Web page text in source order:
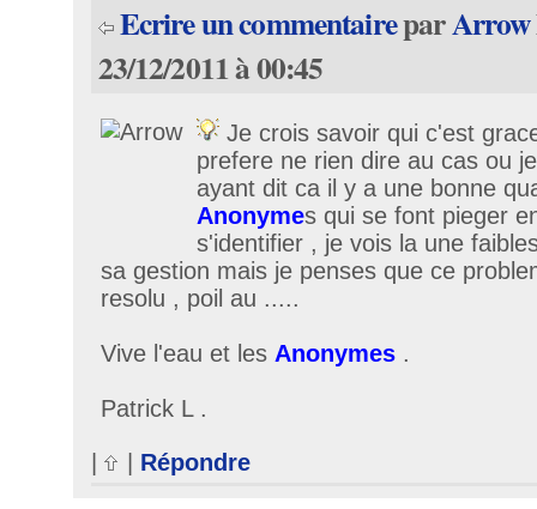
Ecrire un commentaireparArrow
23/12/2011 à 00:45
Je crois savoir qui c'est
prefere ne rien dire au cas ou
ayant dit ca il y a une bonne
Anonymes qui se font pieger
s'identifier , je vois la une
sa gestion mais je penses que ce
resolu , poil au .....
Vive l'eau et les Anonymes.
Patrick L .
Répondre